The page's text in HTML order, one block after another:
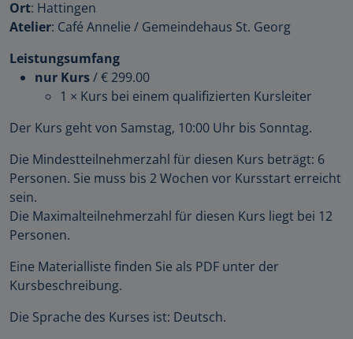
Ort: Hattingen
Atelier: Café Annelie / Gemeindehaus St. Georg
Leistungsumfang
nur Kurs/€ 299.00
1 × Kurs bei einem qualifizierten Kursleiter
Der Kurs geht von Samstag, 10:00 Uhr bis Sonntag.
Die Mindestteilnehmerzahl für diesen Kurs beträgt: 6
Personen. Sie muss bis 2 Wochen vor Kursstart erreicht
sein.
Die Maximalteilnehmerzahl für diesen Kurs liegt bei 12
Personen.
Eine Materialliste finden Sie als PDF unter der
Kursbeschreibung.
Die Sprache des Kurses ist: Deutsch.